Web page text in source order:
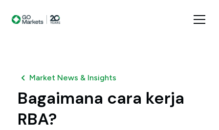
Market News & Insights
Bagaimana cara kerja
RBA?